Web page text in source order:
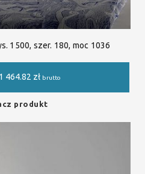
1500, szer. 180, moc 1036
1 464.82 zł brutto
produkt